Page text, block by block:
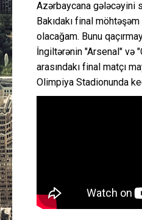
Azərbaycana gələcəyini
Bakıdakı final
olacağam. Bunu
İngiltərənin "Arsenal" və
arasındakı final matçı
Olimpiya Stadionunda